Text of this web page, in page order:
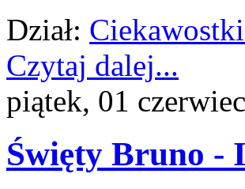
Dział:
Czytaj dalej...
piątek, 01
Święty Bruno -